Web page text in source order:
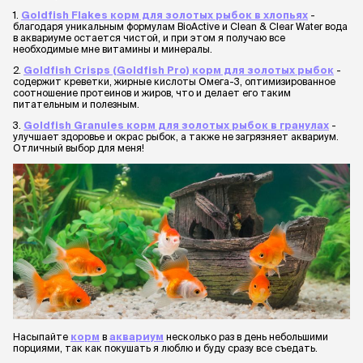
1. Goldfish Flakes корм для золотых рыбок в хлопьях -
благодаря уникальным формулам BioActive и Clean & Clear Water вода
в аквариуме остается чистой, и при этом я получаю все
необходимые мне витамины и минералы.
2. Goldfish Crisps (Goldfish Pro) корм для золотых рыбок -
содержит креветки, жирные кислоты Омега-3, оптимизированное
соотношение протеинов и жиров, что и делает его таким
питательным и полезным.
3. Goldfish Granules корм для золотых рыбок в гранулах -
улучшает здоровье и окрас рыбок, а также не загрязняет аквариум.
Отличный выбор для меня!
Насыпайте корм в аквариум несколько раз в день небольшими
порциями, так как покушать я люблю и буду сразу все съедать.